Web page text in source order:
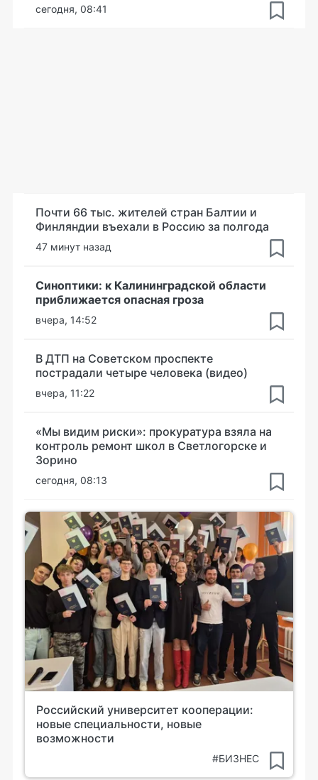
сегодня, 08:41
Почти 66 тыс. жителей стран Балтии и
Финляндии въехали в Россию за полгода
47 минут назад
Синоптики: к Калининградской области
приближается опасная гроза
вчера, 14:52
В ДТП на Советском проспекте
пострадали четыре человека (видео)
вчера, 11:22
«Мы видим риски»: прокуратура взяла на
контроль ремонт школ в Светлогорске и
Зорино
сегодня, 08:13
Российский университет кооперации:
новые специальности, новые
возможности
#БИЗНЕС